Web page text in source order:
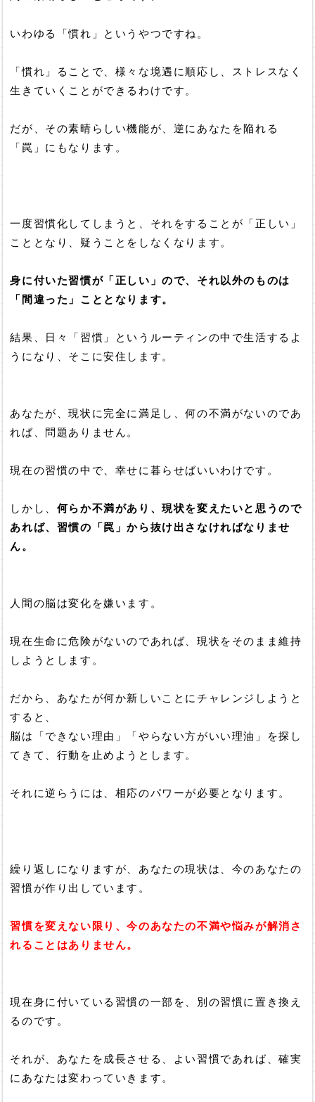
いわゆる「慣れ」というやつですね。
「慣れ」ることで、様々な境遇に順応し、ストレスなく
生きていくことができるわけです。
だが、その素晴らしい機能が、逆にあなたを陥れる
「罠」にもなります。
一度習慣化してしまうと、それをすることが「正しい」
こととなり、疑うことをしなくなります。
身に付いた習慣が「正しい」ので、それ以外のものは
「間違った」こととなります。
結果、日々「習慣」というルーティンの中で生活するよ
うになり、そこに安住します。
あなたが、現状に完全に満足し、何の不満がないのであ
れば、問題ありません。
現在の習慣の中で、幸せに暮らせばいいわけです。
しかし、 何らか不満があり、現状を変えたいと思うので
あれば、習慣の「罠」から抜け出さなければなりませ
ん。
人間の脳は変化を嫌います。
現在生命に危険がないのであれば、現状をそのまま維持
しようとします。
だから、あなたが何か新しいことにチャレンジしようと
すると、
脳は「できない理由」「やらない方がいい理油」を探し
てきて、行動を止めようとします。
それに逆らうには、相応のパワーが必要となります。
繰り返しになりますが、あなたの現状は、今のあなたの
習慣が作り出しています。
習慣を変えない限り、今のあなたの不満や悩みが解消さ
れることはありません。
現在身に付いている習慣の一部を、別の習慣に置き換え
るのです。
それが、あなたを成長させる、よい習慣であれば、確実
にあなたは変わっていきます。